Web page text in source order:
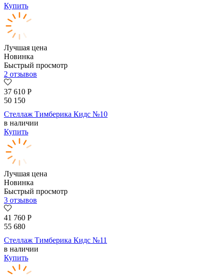
Купить
Лучшая цена
Новинка
Быстрый просмотр
2 отзывов
37 610 Р
50 150
Стеллаж Тимберика Кидс №10
в наличии
Купить
Лучшая цена
Новинка
Быстрый просмотр
3 отзывов
41 760 Р
55 680
Стеллаж Тимберика Кидс №11
в наличии
Купить